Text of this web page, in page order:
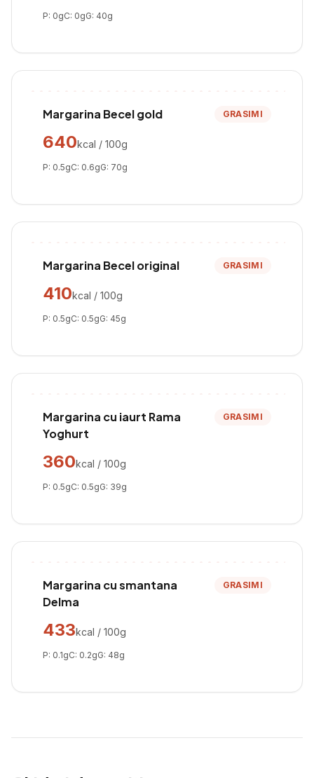
P: 0gC: 0gG: 40g
Margarina Becel gold GRASIMI
640kcal / 100g
P: 0.5gC: 0.6gG: 70g
Margarina Becel original GRASIMI
410kcal / 100g
P: 0.5gC: 0.5gG: 45g
Margarina cu iaurt Rama
Yoghurt
GRASIMI
360kcal / 100g
P: 0.5gC: 0.5gG: 39g
Margarina cu smantana
Delma
GRASIMI
433kcal / 100g
P: 0.1gC: 0.2gG: 48g